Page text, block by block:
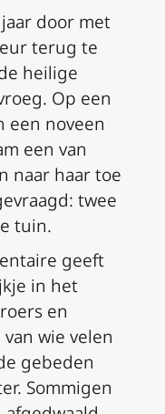
door met
terug te
heilige
Op een
een noveen
een van
naar haar toe
twee
tuin.
geeft
in het
en
wie velen
gebeden
Sommigen